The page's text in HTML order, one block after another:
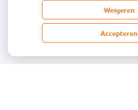
onze
facebook
Weigeren
Accepteren